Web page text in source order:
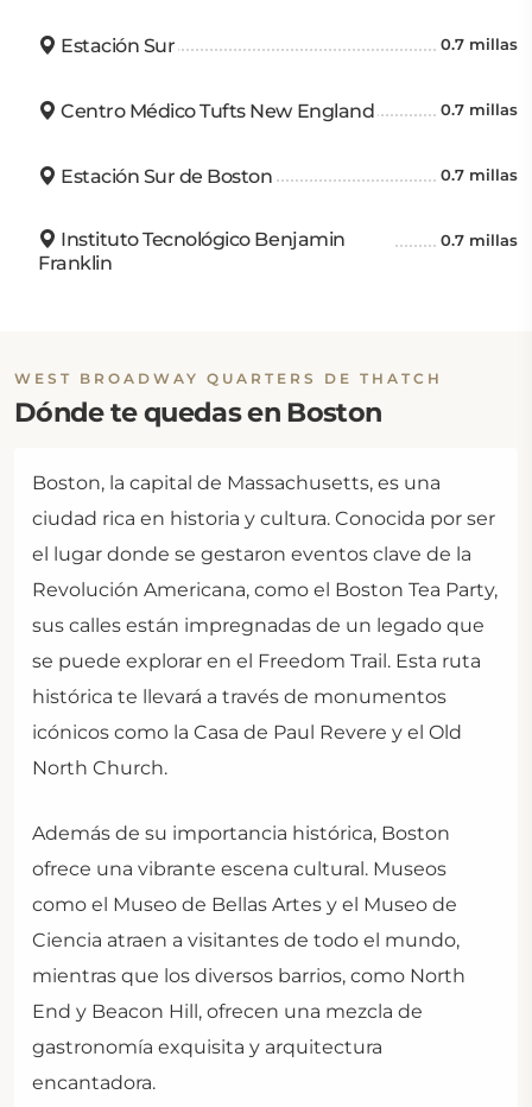
Estación Sur 0.7 millas
Centro Médico Tufts New England 0.7 millas
Estación Sur de Boston 0.7 millas
Instituto Tecnológico Benjamin
Franklin
0.7 millas
WEST BROADWAY QUARTERS DE THATCH
Dónde te quedas en Boston
Boston, la capital de Massachusetts, es una
ciudad rica en historia y cultura. Conocida por ser
el lugar donde se gestaron eventos clave de la
Revolución Americana, como el Boston Tea Party,
sus calles están impregnadas de un legado que
se puede explorar en el Freedom Trail. Esta ruta
histórica te llevará a través de monumentos
icónicos como la Casa de Paul Revere y el Old
North Church.
Además de su importancia histórica, Boston
ofrece una vibrante escena cultural. Museos
como el Museo de Bellas Artes y el Museo de
Ciencia atraen a visitantes de todo el mundo,
mientras que los diversos barrios, como North
End y Beacon Hill, ofrecen una mezcla de
gastronomía exquisita y arquitectura
encantadora.